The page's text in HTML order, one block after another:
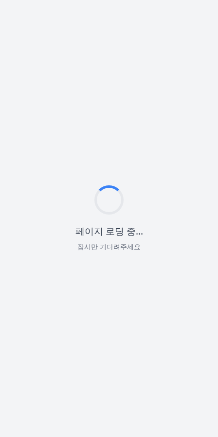
페이지 로딩 중...
잠시만 기다려주세요